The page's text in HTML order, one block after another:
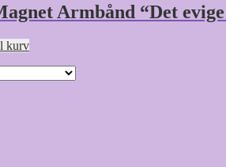
Armbånd “Det
kurv